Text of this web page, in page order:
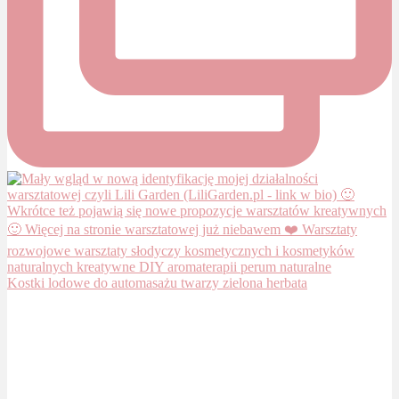
Kostki lodowe do automasażu twarzy zielona herbata